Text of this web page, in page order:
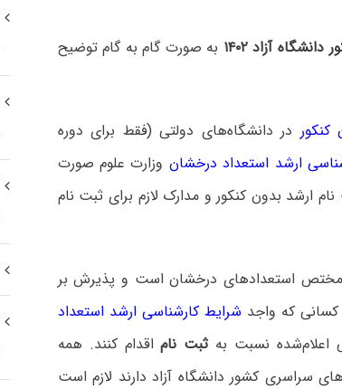
آزاد ۱۴۰۲
به صورت گام به گام توضیح
کنکور در دانشگاه‌های دولتی (فقط برای دوره
ارشد استعداد درخشان وزارت علوم صورت
ارشد بدون کنکور و مدارک لازم برای ثبت نام
مختص استعدادهای درخشان است و پذیرش بر
که واجد شرایط کارشناسی ارشد استعداد
اعلام‌شده نسبت به ثبت ناماقدام کنند. همه
سراسری کشور دانشگاه آزاد دارند لازم است